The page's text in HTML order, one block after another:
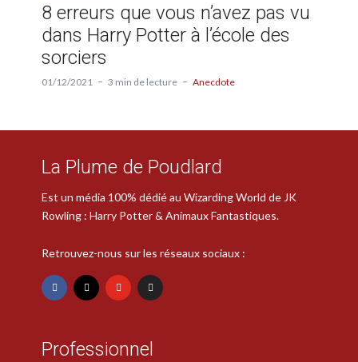
8 erreurs que vous n’avez pas vu
dans Harry Potter à l’école des
sorciers
01/12/2021 3 min de lecture Anecdote
La Plume de Poudlard
Est un média 100% dédié au Wizarding World de JK
Rowling : Harry Potter & Animaux Fantastiques.
Retrouvez-nous sur les réseaux sociaux :
Professionnel